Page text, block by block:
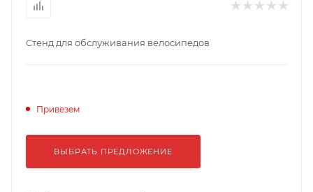
Стенд для обслуживания велосипедов
Привезем
ВЫБРАТЬ ПРЕДЛОЖЕНИЕ